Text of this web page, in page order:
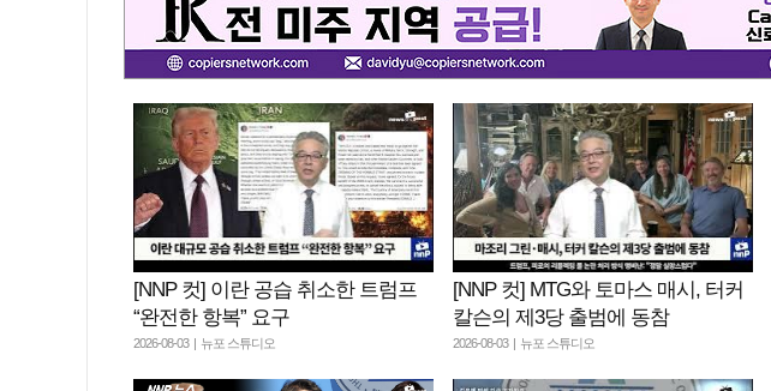
[NNP 컷] 이란 공습 취소한 트럼프
“완전한 항복” 요구
2026-08-03 | 뉴포 스튜디오
[NNP 컷] MTG와 토마스 매시, 터커
칼슨의 제3당 출범에 동참
2026-08-03 | 뉴포 스튜디오